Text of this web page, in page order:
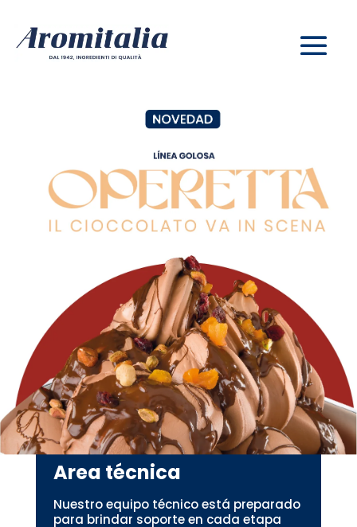
Area técnica
Nuestro equipo técnico está preparado
para brindar soporte en cada etapa